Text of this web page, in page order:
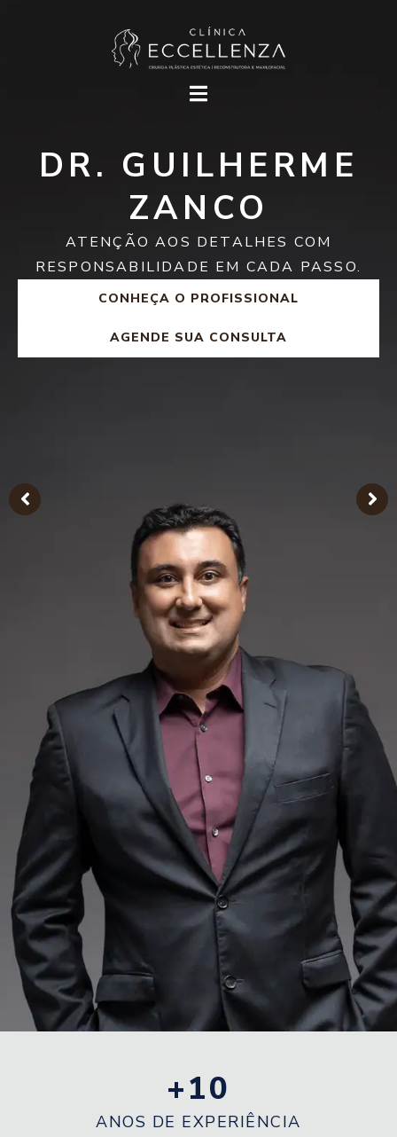
DR. GUILHERME
ZANCO
ATENÇÃO AOS DETALHES COM
RESPONSABILIDADE EM CADA PASSO.
CONHEÇA O PROFISSIONAL
AGENDE SUA CONSULTA
ANOS DE EXPERIÊNCIA
+10